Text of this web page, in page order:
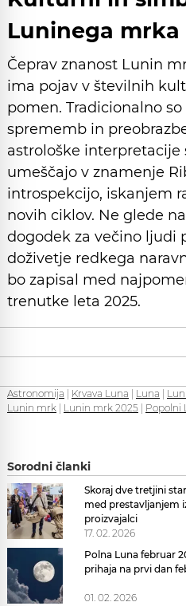
Luninega mrka
Čeprav znanost Lunin
ima pojav v številnih
pomen. Tradicionalno
sprememb in
astrološke
umeščajo v znamenje
introspekcijo, iskanjem
novih ciklov. Ne glede
dogodek za večino ljudi
doživetje redkega
bo zapisal med
trenutke leta 2025.
Astronomija Krvava Luna Luna
Lunin mrk
Lunin mrk 2025 Popolni
Sorodni članki
Skoraj dve tretjini
med prestavljanjem
proizvajalci
17. 02. 2026
Polna Luna februar
prihaja na prvi dan
01. 02. 2026